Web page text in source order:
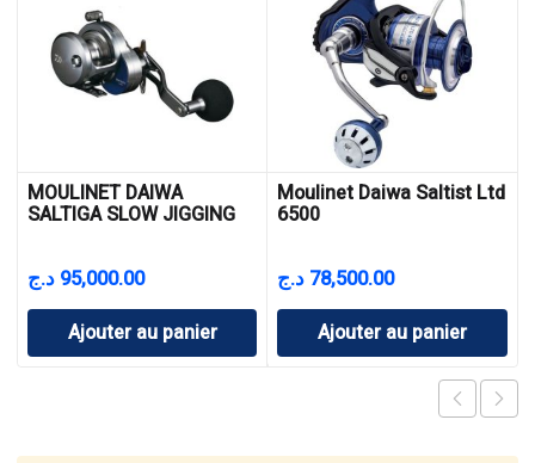
MOULINET DAIWA
SALTIGA SLOW JIGGING
95,000.00 د.ج
Ajouter au panier
Moulinet Daiwa Saltist Ltd
6500
78,500.00 د.ج
Ajouter au panier